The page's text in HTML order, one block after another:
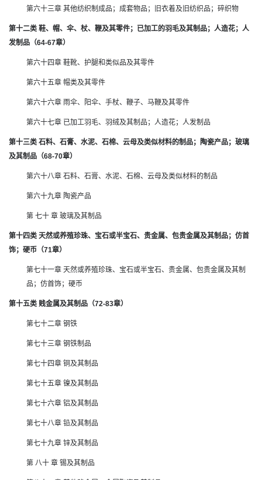
第六十三章 其他纺织制成品；成套物品；旧衣着及旧纺织品；碎织物
第十二类 鞋、帽、伞、杖、鞭及其零件；已加工的羽毛及其制品；人造花；人
发制品（64-67章）
第六十四章 鞋靴、护腿和类似品及其零件
第六十五章 帽类及其零件
第六十六章 雨伞、阳伞、手杖、鞭子、马鞭及其零件
第六十七章 已加工羽毛、羽绒及其制品；人造花；人发制品
第十三类 石料、石膏、水泥、石棉、云母及类似材料的制品；陶瓷产品；玻璃
及其制品（68-70章）
第六十八章 石料、石膏、水泥、石棉、云母及类似材料的制品
第六十九章 陶瓷产品
第 七十 章 玻璃及其制品
第十四类 天然或养殖珍珠、宝石或半宝石、贵金属、包贵金属及其制品；仿首
饰；硬币（71章）
第七十一章 天然或养殖珍珠、宝石或半宝石、贵金属、包贵金属及其制
品；仿首饰；硬币
第十五类 贱金属及其制品（72-83章）
第七十二章 钢铁
第七十三章 钢铁制品
第七十四章 铜及其制品
第七十五章 镍及其制品
第七十六章 铝及其制品
第七十八章 铅及其制品
第七十九章 锌及其制品
第 八十 章 锡及其制品